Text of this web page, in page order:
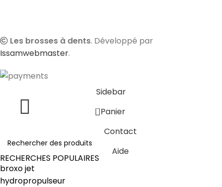
Les brosses à dents. Développé par
Issamwebmaster.
RECHERCHES POPULAIRES
broxo jet
hydropropulseur
Sidebar
0 Panier
Contact
Aide